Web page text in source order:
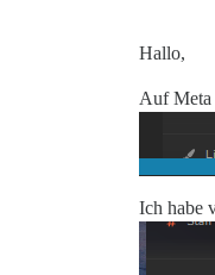
Hallo,
Auf Meta
Ich habe